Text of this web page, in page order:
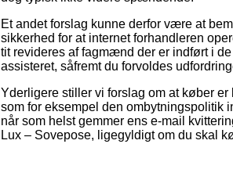
Et andet forslag kunne derfor være at
sikkerhed for at internet forhandleren
tit revideres af fagmænd der er indført i
assisteret, såfremt du forvoldes
Yderligere stiller vi forslag om at køber
som for eksempel den ombytningspolitik
når som helst gemmer ens e-mail
Lux – Sovepose, ligegyldigt om du skal